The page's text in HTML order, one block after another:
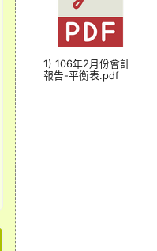
1) 106年2月份會計
報告-平衡表.pdf